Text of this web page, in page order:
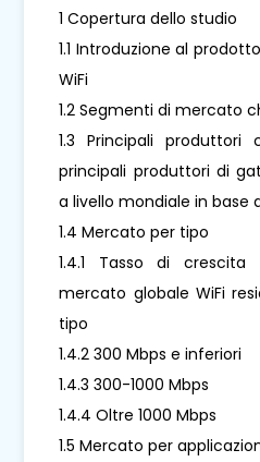
1 Copertura dello studio
1.1 Introduzione al
WiFi
1.2 Segmenti di mercato
1.3 Principali produttori
principali produttori di
a livello mondiale in base
1.4 Mercato per tipo
1.4.1 Tasso di
mercato globale WiFi
tipo
1.4.2 300 Mbps e inferiori
1.4.3 300-1000 Mbps
1.4.4 Oltre 1000 Mbps
1.5 Mercato per